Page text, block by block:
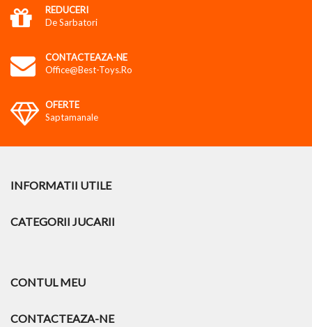
REDUCERI
De Sarbatori
CONTACTEAZA-NE
Office@best-Toys.ro
OFERTE
Saptamanale
INFORMATII UTILE
CATEGORII JUCARII
CONTUL MEU
CONTACTEAZA-NE